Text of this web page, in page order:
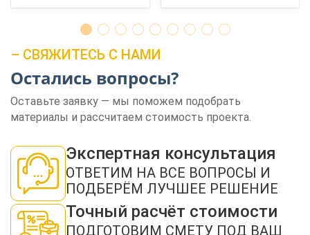
– СВЯЖИТЕСЬ С НАМИ
Остались вопросы?
Оставьте заявку — мы поможем подобрать
материалы и рассчитаем стоимость проекта.
Экспертная консультация
ОТВЕТИМ НА ВСЕ ВОПРОСЫ И
ПОДБЕРЁМ ЛУЧШЕЕ РЕШЕНИЕ
Точный расчёт стоимости
ПОДГОТОВИМ СМЕТУ ПОД ВАШ
ЗАКАЗАТЬ ЗВОНОК
Нажимая кнопку "Отправить", я даю своё согласие на обработку моих
персональных данных в соответствии с ФЗ от 27.07.2006 № 152-ФЗ "О